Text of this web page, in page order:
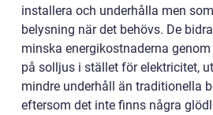
installera och underhålla men
belysning när det behövs. De
minska energikostnaderna
på solljus i stället för elektricitet,
mindre underhåll än traditionella
eftersom det inte finns några